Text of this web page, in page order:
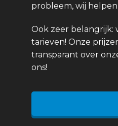
probleem, wij
Ook zeer belangrijk:
tarieven! Onze
transparant over
ons!